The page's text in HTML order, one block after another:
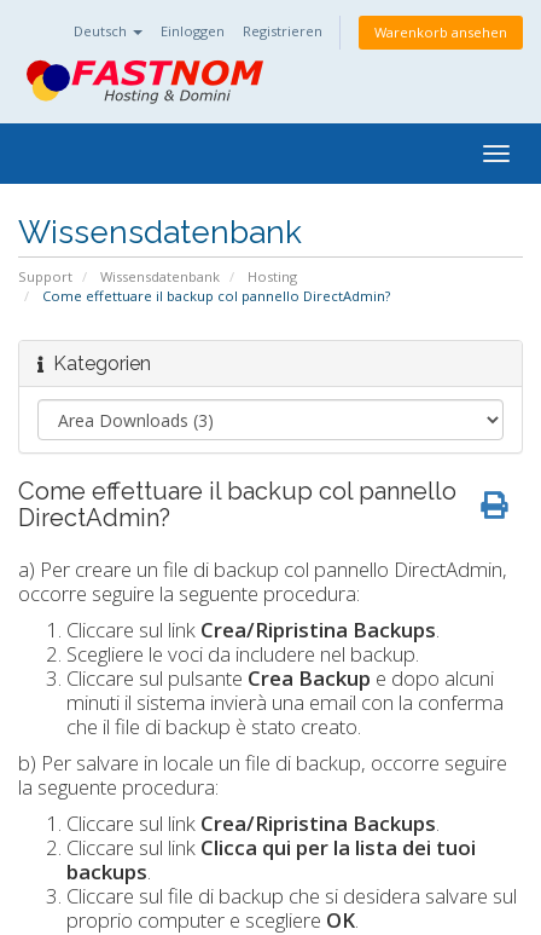
Deutsch Einloggen Registrieren Warenkorb ansehen
Wissensdatenbank
Support Wissensdatenbank
Hosting
Come effettuare il backup col pannello DirectAdmin?
Kategorien
Come effettuare il backup col pannello
DirectAdmin?
a) Per creare un file di backup col pannello DirectAdmin,
occorre seguire la seguente procedura:
Cliccare sul link Crea/Ripristina Backups.
Scegliere le voci da includere nel backup.
Cliccare sul pulsante Crea Backup e dopo alcuni
minuti il sistema invierà una email con la conferma
che il file di backup è stato creato.
b) Per salvare in locale un file di backup, occorre seguire
la seguente procedura:
Cliccare sul link Crea/Ripristina Backups.
Cliccare sul link Clicca qui per la lista dei tuoi
backups.
Cliccare sul file di backup che si desidera salvare sul
proprio computer e scegliere OK.